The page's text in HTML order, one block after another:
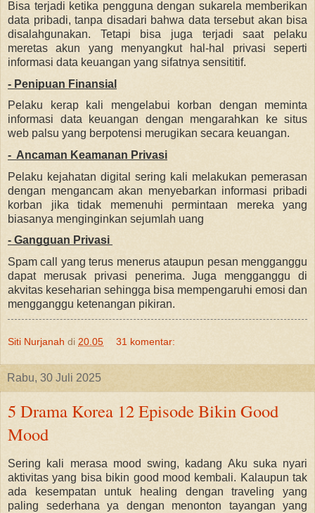
Bisa terjadi ketika pengguna dengan sukarela memberikan
data pribadi, tanpa disadari bahwa data tersebut akan bisa
disalahgunakan. Tetapi bisa juga terjadi saat pelaku
meretas akun yang menyangkut hal-hal privasi seperti
informasi data keuangan yang sifatnya sensititif.
- Penipuan Finansial
Pelaku kerap kali mengelabui korban dengan meminta
informasi data keuangan dengan mengarahkan ke situs
web palsu yang berpotensi merugikan secara keuangan.
- Ancaman Keamanan Privasi
Pelaku kejahatan digital sering kali melakukan pemerasan
dengan mengancam akan menyebarkan informasi pribadi
korban jika tidak memenuhi permintaan mereka yang
biasanya menginginkan sejumlah uang
- Gangguan Privasi
Spam call yang terus menerus ataupun pesan mengganggu
dapat merusak privasi penerima. Juga mengganggu di
akvitas keseharian sehingga bisa mempengaruhi emosi dan
mengganggu ketenangan pikiran.
Siti Nurjanah di 20.05 31 komentar:
Rabu, 30 Juli 2025
5 Drama Korea 12 Episode Bikin Good
Mood
Sering kali merasa mood swing, kadang Aku suka nyari
aktivitas yang bisa bikin good mood kembali. Kalaupun tak
ada kesempatan untuk healing dengan traveling yang
paling sederhana ya dengan menonton tayangan yang